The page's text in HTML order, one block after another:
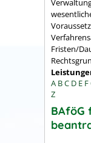
Fristen/
A BC D E F
Z
BAföG